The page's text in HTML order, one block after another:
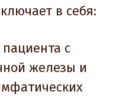
в себя:
с
железы и